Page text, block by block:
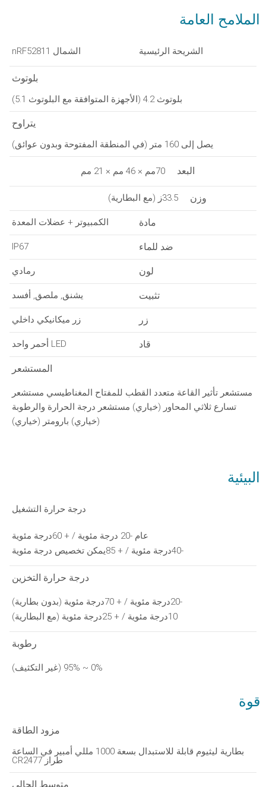
الملامح العامة
الشريحة الرئيسية الشمال nRF52811
بلوتوث
بلوتوث 4.2 (الأجهزة المتوافقة مع البلوتوث 5.1)
يتراوح
يصل إلى 160 متر (في المنطقة المفتوحة وبدون عوائق)
البعد 70مم × 46 مم × 21 مم
وزن 33.5ز (مع البطارية)
مادة الكمبيوتر + عضلات المعدة
ضد للماء IP67
لون رمادي
تثبيت يشنق, ملصق, أفسد
زر زر ميكانيكي داخلي
قاد LED أحمر واحد
المستشعر
مستشعر تأثير القاعة متعدد القطب للمفتاح المغناطيسي مستشعر
تسارع ثلاثي المحاور (خياري) مستشعر درجة الحرارة والرطوبة
(خياري) بارومتر (خياري)
البيئية
درجة حرارة التشغيل
عام -20 درجة مئوية / + 60درجة مئوية
-40درجة مئوية / + 85يمكن تخصيص درجة مئوية
درجة حرارة التخزين
-20درجة مئوية / + 70درجة مئوية (بدون بطارية)
10درجة مئوية / + 25درجة مئوية (مع البطارية)
رطوبة
0% ~ 95% (غير التكثيف)
قوة
مزود الطاقة
بطارية ليثيوم قابلة للاستبدال بسعة 1000 مللي أمبير في الساعة
طراز CR2477
متوسط ​​الحالي